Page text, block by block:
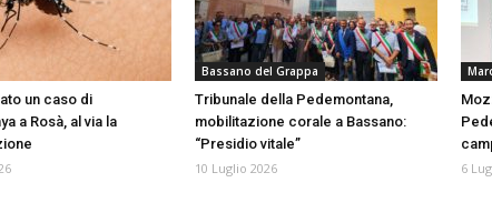
un caso di
a Rosà, al via la
Bassano del Grappa
Tribunale della Pedemontana,
mobilitazione corale a Bassano:
“Presidio vitale”
10 Luglio 2026
6